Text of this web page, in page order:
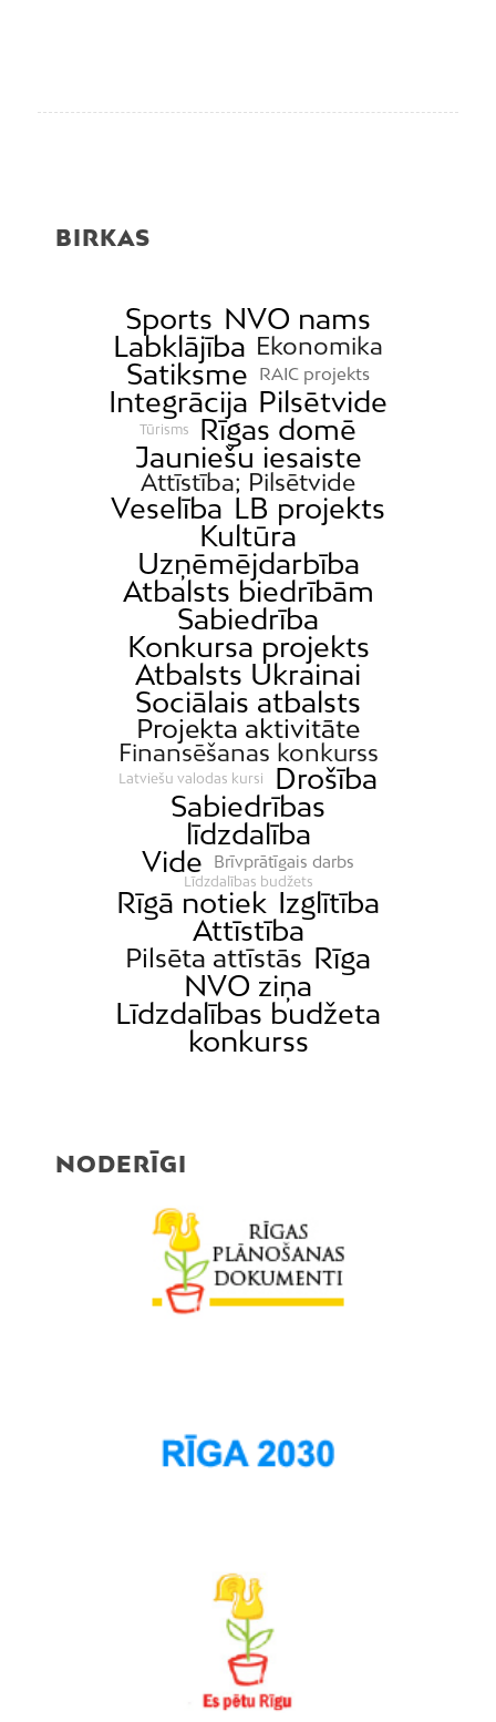
BIRKAS
Sports NVO nams
Labklājība Ekonomika
Satiksme RAIC projekts
Integrācija Pilsētvide
Tūrisms
Rīgas domē
Jauniešu iesaiste
Attīstība; Pilsētvide
Veselība LB projekts
Kultūra
Uzņēmējdarbība
Atbalsts biedrībām
Sabiedrība
Konkursa projekts
Atbalsts Ukrainai
Sociālais atbalsts
Projekta aktivitāte
Finansēšanas konkurss
Latviešu valodas kursi
Drošība
Sabiedrības
līdzdalība
Vide
Brīvprātīgais darbs
Līdzdalības budžets
Rīgā notiek Izglītība
Attīstība
Pilsēta attīstās Rīga
NVO ziņa
Līdzdalības budžeta
konkurss
NODERĪGI